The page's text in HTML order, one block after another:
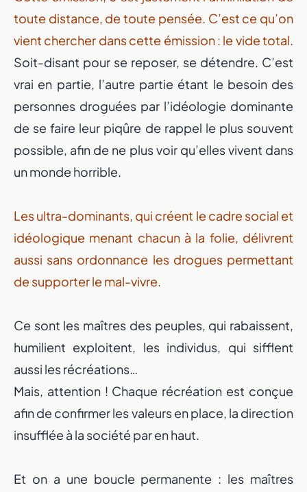
toute distance, de toute pensée. C’est ce qu’on
vient chercher dans cette émission : le vide total.
Soit-disant pour se reposer, se détendre. C’est
vrai en partie, l’autre partie étant le besoin des
personnes droguées par l’idéologie dominante
de se faire leur piqûre de rappel le plus souvent
possible, afin de ne plus voir qu’elles vivent dans
un monde horrible.
Les ultra-dominants, qui créent le cadre social et
idéologique menant chacun à la folie, délivrent
aussi sans ordonnance les drogues permettant
de supporter le mal-vivre.
Ce sont les maîtres des peuples, qui rabaissent,
humilient exploitent, les individus, qui sifflent
aussi les récréations…
Mais, attention ! Chaque récréation est conçue
afin de confirmer les valeurs en place, la direction
insufflée à la société par en haut.
Et on a une boucle permanente : les maîtres